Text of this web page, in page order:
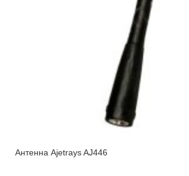
Антенна Ajetrays AJ446